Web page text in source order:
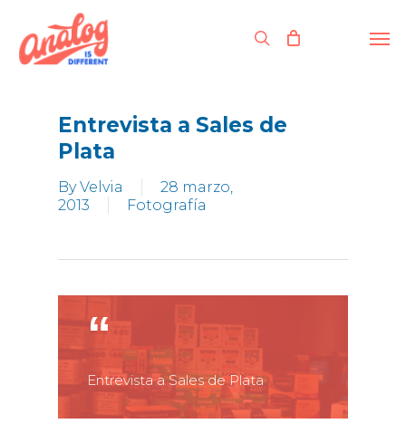
main
content
search
Entrevista a Sales de
Plata
By Velvia
28 marzo,
2013
Fotografía
Entrevista a Sales de Plata